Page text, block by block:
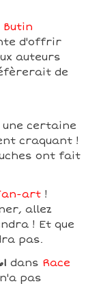
Butin
d'offrir
auteurs
de
certaine
craquant !
ont fait
art !
allez
! Et que
pas.
dans Race
pas